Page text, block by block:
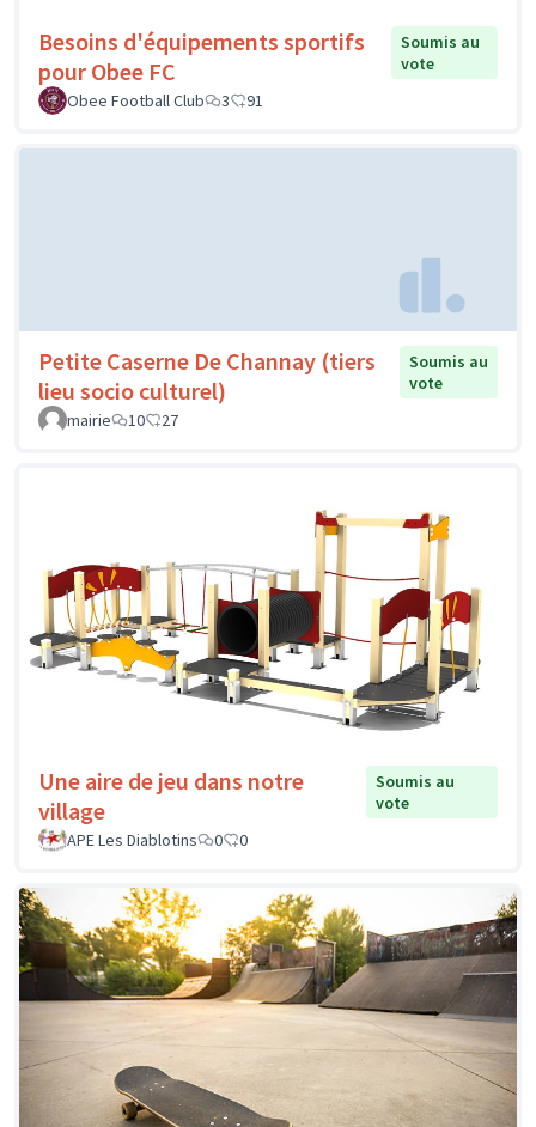
Besoins d'équipements sportifs
pour Obee FC
Soumis au
vote
Obee Football Club
3 91
Petite Caserne De Channay (tiers
lieu socio culturel)
Soumis au
vote
mairie
10 27
Une aire de jeu dans notre
village
Soumis au
vote
APE Les Diablotins
0 0